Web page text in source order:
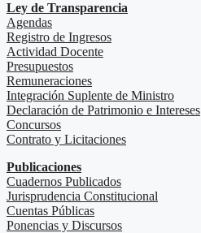
Ley de Transparencia
Agendas
Registro de Ingresos
Actividad Docente
Presupuestos
Remuneraciones
Integración Suplente de Ministro
Declaración de Patrimonio e Intereses
Concursos
Contrato y Licitaciones
Publicaciones
Cuadernos Publicados
Jurisprudencia Constitucional
Cuentas Públicas
Ponencias y Discursos